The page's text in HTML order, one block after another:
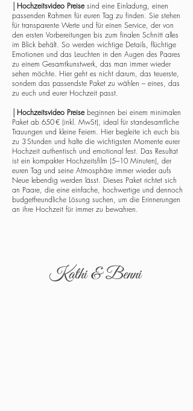
Hochzeitsvideo Preisesind eine Einladung, einen
passenden Rahmen für euren Tag zu finden. Sie stehen
für transparente Werte und für einen Service, der von
den ersten Vorbereitungen bis zum finalen Schnitt alles
im Blick behält. So werden wichtige Details, flüchtige
Emotionen und das Leuchten in den Augen des Paares
zu einem Gesamtkunstwerk, das man immer wieder
sehen möchte. Hier geht es nicht darum, das teuerste,
sondern das passendste Paket zu wählen – eines, das
zu euch und eurer Hochzeit passt.
Hochzeitsvideo Preisebeginnen bei einem minimalen
Paket ab 650 € (inkl. MwSt), ideal für standesamtliche
Trauungen und kleine Feiern. Hier begleite ich euch bis
zu 3 Stunden und halte die wichtigsten Momente eurer
Hochzeit authentisch und emotional fest. Das Resultat
ist ein kompakter Hochzeitsfilm (5–10 Minuten), der
euren Tag und seine Atmosphäre immer wieder aufs
Neue lebendig werden lässt. Dieses Paket richtet sich
an Paare, die eine einfache, hochwertige und dennoch
budgetfreundliche Lösung suchen, um die Erinnerungen
an ihre Hochzeit für immer zu bewahren.
Kathi & Benni